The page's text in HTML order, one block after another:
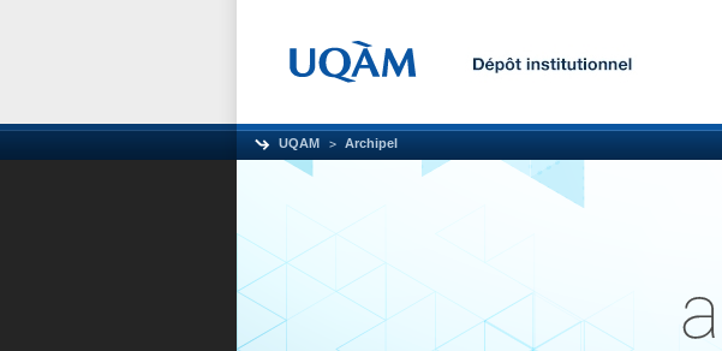
UQAM Archipel